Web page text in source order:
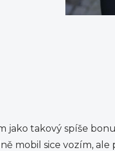
jako takový spíše
mobil sice vozím,